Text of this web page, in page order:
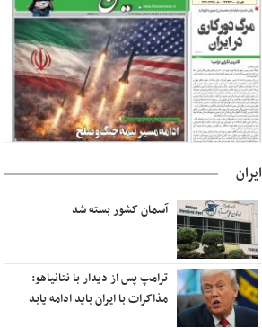
بقائی: فضای مذاکرات فنی و سیاسی ایران و
عمان درباره تنگه هرمز، مثبت است
رئیس سازمان جهاد کشاورزی استان: کشاورزان
گیلان نسبت به دریافت یارانه کود اقدام کنند
تمدید مهلت اظهارنامه‌های مالیاتی سال ۱۴۰۴ تا
پایان شهریورماه
ایران
آسمان کشور بسته شد
ترامپ پس از دیدار با نتانیاهو:
مذاکرات با ایران باید ادامه یابد